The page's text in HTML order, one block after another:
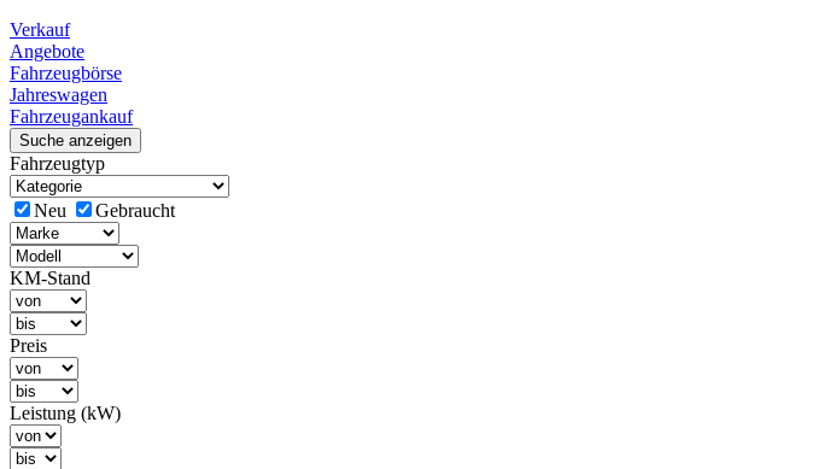
Verkauf
Angebote
Fahrzeugbörse
Jahreswagen
Fahrzeugankauf
Suche anzeigen
Fahrzeugtyp
Neu Gebraucht
KM-Stand
Preis
Leistung (kW)